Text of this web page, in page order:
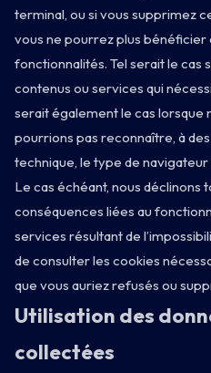
terminal, ou si vous supprimez
vous ne pourrez plus bénéficier
fonctionnalités. Tel serait le cas
contenus ou services qui
serait également le cas lorsque
pourrions pas reconnaître, à
technique, le type de
Le cas échéant, nous
conséquences liées au
services résultant de
de consulter les cookies
que vous auriez refusés ou
Utilisation des
collectées